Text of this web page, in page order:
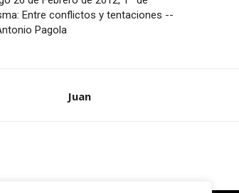
Entre conflictos y tentaciones --
Pagola
Juan